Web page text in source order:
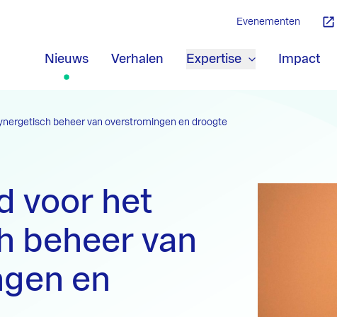
Nieuws Verhalen Expertise Impact
Evenementen
beheer van overstromingen en droogte
voor het
beheer van
en